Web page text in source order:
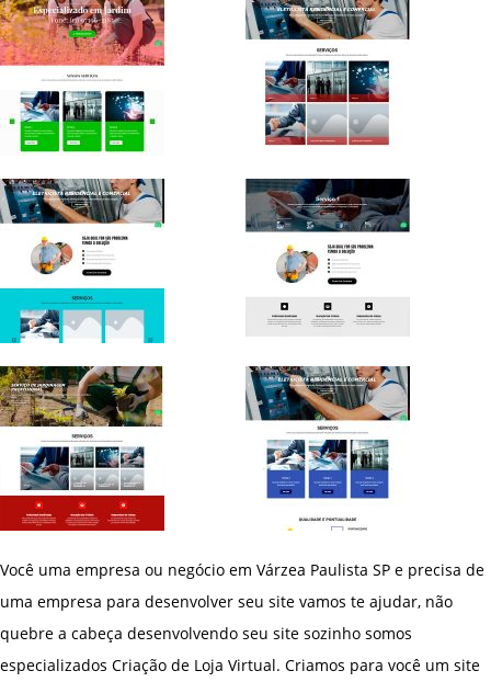
Você uma empresa ou negócio em Várzea Paulista SP e precisa de
uma empresa para desenvolver seu site vamos te ajudar, não
quebre a cabeça desenvolvendo seu site sozinho somos
especializados Criação de Loja Virtual. Criamos para você um site